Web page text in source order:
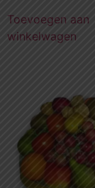
Toevoegen aan
winkelwagen